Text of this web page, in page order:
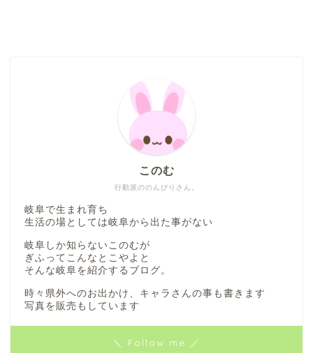
行動派ののんびりさん。
このむ
岐阜で生まれ育ち
生活の場としては岐阜から出た事がない
岐阜しか知らないこのむが
ぎふってこんなとこやよと
そんな岐阜を紹介するブログ。
時々県外へのお出かけ、キャラさんの事も書きます
写真を販売もしています
＼ Follow me ／